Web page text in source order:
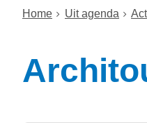
Home Uit agenda